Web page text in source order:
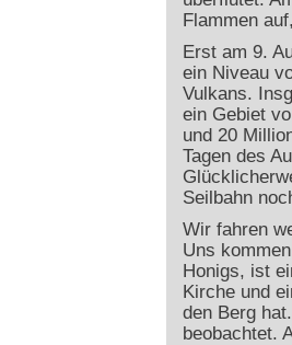
Flammen
Erst am 9.
ein Niveau
Vulkans.
ein Gebiet
und 20
Tagen des
Seilbahn
Wir fahren
Uns
Honigs, ist
Kirche und
den Berg
beobachtet.